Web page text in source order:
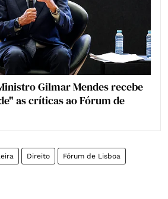
Gilmar Mendes recebe
as críticas ao Fórum de
Direito Fórum de Lisboa